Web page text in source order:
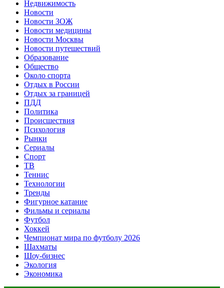
Недвижимость
Новости
Новости ЗОЖ
Новости медицины
Новости Москвы
Новости путешествий
Образование
Общество
Около спорта
Отдых в России
Отдых за границей
ПДД
Политика
Происшествия
Психология
Рынки
Сериалы
Спорт
ТВ
Теннис
Технологии
Тренды
Фигурное катание
Фильмы и сериалы
Футбол
Хоккей
Чемпионат мира по футболу 2026
Шахматы
Шоу-бизнес
Экология
Экономика